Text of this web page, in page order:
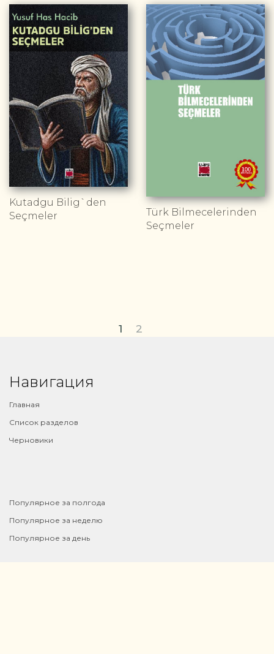
Kutadgu Bilig`den
Seçmeler
Türk Bilmecelerinden
Seçmeler
1 2
Навигация
Главная
Список разделов
Черновики
Популярное за полгода
Популярное за неделю
Популярное за день